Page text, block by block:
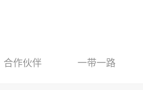
合作伙伴 一带一路